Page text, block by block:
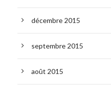
décembre 2015
septembre 2015
août 2015